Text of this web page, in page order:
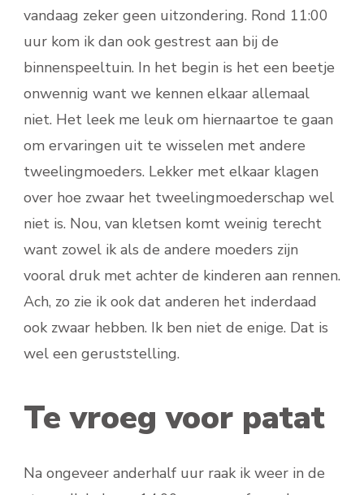
vandaag zeker geen uitzondering. Rond 11:00
uur kom ik dan ook gestrest aan bij de
binnenspeeltuin. In het begin is het een beetje
onwennig want we kennen elkaar allemaal
niet. Het leek me leuk om hiernaartoe te gaan
om ervaringen uit te wisselen met andere
tweelingmoeders. Lekker met elkaar klagen
over hoe zwaar het tweelingmoederschap wel
niet is. Nou, van kletsen komt weinig terecht
want zowel ik als de andere moeders zijn
vooral druk met achter de kinderen aan rennen.
Ach, zo zie ik ook dat anderen het inderdaad
ook zwaar hebben. Ik ben niet de enige. Dat is
wel een geruststelling.
Te vroeg voor patat
Na ongeveer anderhalf uur raak ik weer in de